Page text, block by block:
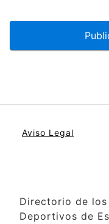
Aviso Legal
Directorio de
Deportivos de